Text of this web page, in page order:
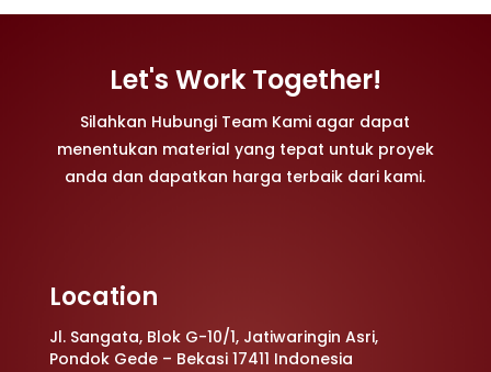
Let's Work Together!
Silahkan Hubungi Team Kami agar dapat
menentukan material yang tepat untuk proyek
anda dan dapatkan harga terbaik dari kami.
Location
Jl. Sangata, Blok G-10/1, Jatiwaringin Asri,
Pondok Gede – Bekasi 17411 Indonesia